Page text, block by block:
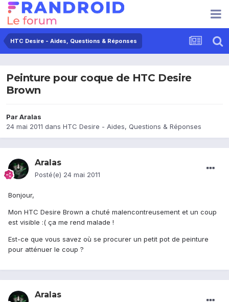
HTC Desire - Aides, Questions & Réponses
Peinture pour coque de HTC Desire
Brown
ParAralas
24 mai 2011 dans HTC Desire - Aides, Questions & Réponses
Aralas
Posté(e) 24 mai 2011
Bonjour,
Mon HTC Desire Brown a chuté malencontreusement et un coup
est visible :( ça me rend malade !
Est-ce que vous savez où se procurer un petit pot de peinture
pour atténuer le coup ?
Aralas